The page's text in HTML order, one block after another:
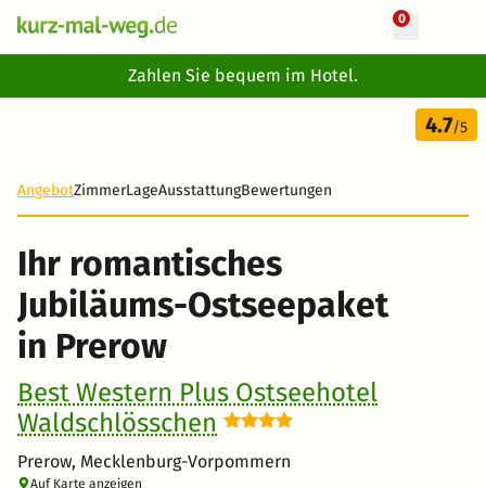
0
Zahlen Sie bequem im Hotel.
4 Tage
441 €
4.7/5
AngebotZimmerLageAusstattungBewertungen
Ihr romantisches
Jubiläums-Ostseepaket
in Prerow
Best Western Plus Ostseehotel
Waldschlösschen
Prerow, Mecklenburg-Vorpommern
Auf Karte anzeigen